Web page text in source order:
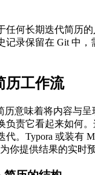
任何长期迭代简历的
记录保留在 Git 中，
历工作流
历意味着将内容与
负责它看起来如何
。Typora 或装有
你提供结果的实时预